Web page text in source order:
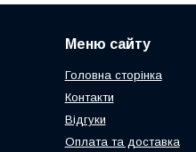
Меню сайту
Головна сторінка
Контакти
Відгуки
Оплата та доставка